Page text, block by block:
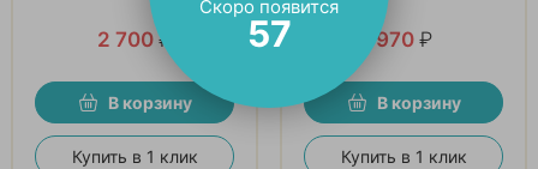
2 700₽
В корзину
Купить в 1 клик
970 ₽
В корзину
Купить в 1 клик
Скоро появится
56